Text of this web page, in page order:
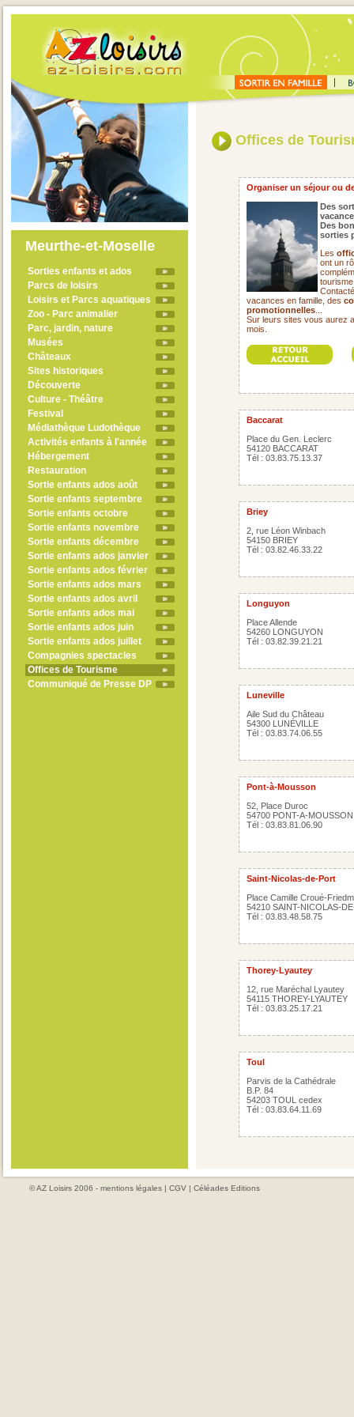
Meurthe-et-Moselle
Sorties enfants et ados
Parcs de loisirs
Loisirs et Parcs aquatiques
Zoo - Parc animalier
Parc, jardin, nature
Musées
Châteaux
Sites historiques
Découverte
Culture - Théâtre
Festival
Médiathèque Ludothèque
Activités enfants à l'année
Hébergement
Restauration
Sortie enfants ados août
Sortie enfants septembre
Sortie enfants octobre
Sortie enfants novembre
Sortie enfants décembre
Sortie enfants ados janvier
Sortie enfants ados février
Sortie enfants ados mars
Sortie enfants ados avril
Sortie enfants ados mai
Sortie enfants ados juin
Sortie enfants ados juillet
Compagnies spectacles
Offices de Tourisme
Communiqué de Presse DP
Offices de
Organiser un séjour ou
Des
Des
sorties
Les
ont un
vacances en famille, des
promotionnelles
Sur leurs sites vous aurez
mois.
Baccarat
Place du Gen. Leclerc
54120 BACCARAT
Tél : 03.83.75.13.37
Briey
2, rue Léon Winbach
54150 BRIEY
Tél : 03.82.46.33.22
Longuyon
Place Allende
54260 LONGUYON
Tél : 03.82.39.21.21
Luneville
Aile Sud du Château
54300 LUNÉVILLE
Tél : 03.83.74.06.55
Pont-à-Mousson
52, Place Duroc
54700 PONT-A-MOUSSON
Tél : 03.83.81.06.90
Saint-Nicolas-de-Port
Place Camille Croué-
54210 SAINT-NICOLAS-
Tél : 03.83.48.58.75
Thorey-Lyautey
12, rue Maréchal Lyautey
54115 THOREY-LYAUTEY
Tél : 03.83.25.17.21
Toul
Parvis de la Cathédrale
B.P. 84
54203 TOUL cedex
Tél : 03.83.64.11.69
© AZ Loisirs 2006 - mentions légales | CGV | Céléades Editions